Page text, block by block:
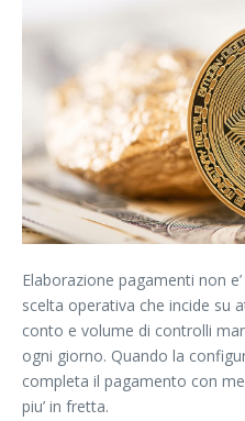
Elaborazione pagamenti non
scelta operativa che incide su
conto e volume di controlli
ogni giorno. Quando la
completa il pagamento con
piu’ in fretta.